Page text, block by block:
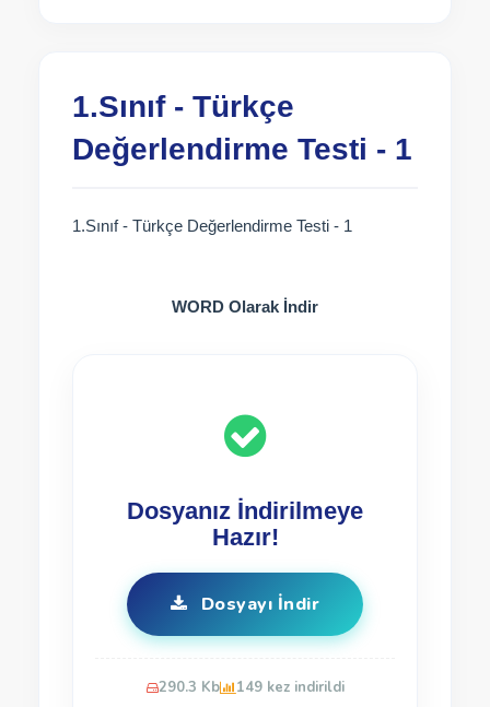
1.Sınıf - Türkçe
Değerlendirme Testi - 1
1.Sınıf - Türkçe Değerlendirme Testi - 1
WORD Olarak İndir
Dosyanız İndirilmeye
Hazır!
Dosyayı İndir
290.3 Kb 149 kez indirildi